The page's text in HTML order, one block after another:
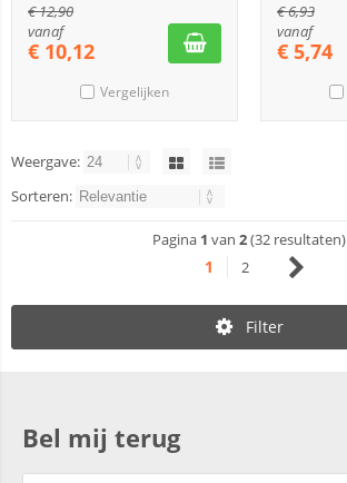
€12,90
vanaf
€ 10,12
Vergelijken
€6,93
vanaf
€ 5,74
Weergave:
Sorteren:
Pagina 1 van 2(32 resultaten)
1 2
Filter
Bel mij terug